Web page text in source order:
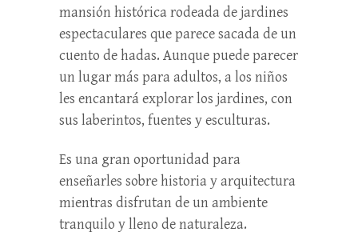
mansión histórica rodeada de jardines
espectaculares que parece sacada de un
cuento de hadas. Aunque puede parecer
un lugar más para adultos, a los niños
les encantará explorar los jardines, con
sus laberintos, fuentes y esculturas.
Es una gran oportunidad para
enseñarles sobre historia y arquitectura
mientras disfrutan de un ambiente
tranquilo y lleno de naturaleza.